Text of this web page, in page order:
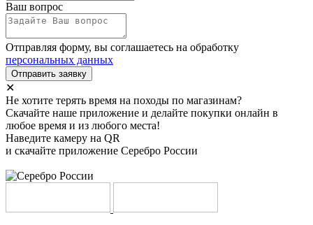
Ваш вопрос
Отправляя форму, вы соглашаетесь на обработку
персональных данных
Отправить заявку
✕
Не хотите терять время на походы по магазинам?
Скачайте наше приложение и делайте покупки онлайн в
любое время и из любого места!
Наведите камеру на QR
и скачайте приложение Серебро России